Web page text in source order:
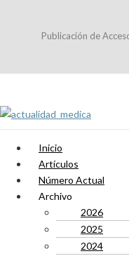
Publicación de
Inicio
Artículos
Número Actual
Archivo
2026
2025
2024